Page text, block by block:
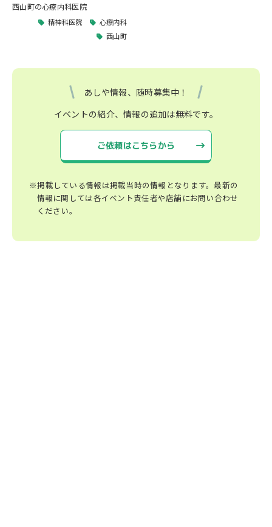
西山町の心療内科医院
精神科医院
心療内科
西山町
あしや情報、随時募集中！
イベントの紹介、情報の追加は無料です。
ご依頼はこちらから
※掲載している情報は掲載当時の情報となります。最新の
情報に関しては各イベント責任者や店舗にお問い合わせ
ください。